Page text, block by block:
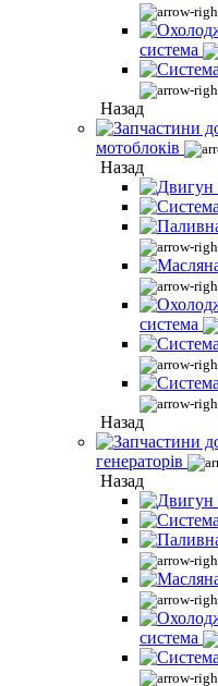
система
Назад
мотоблоків
Назад
система
Назад
генераторів
Назад
система